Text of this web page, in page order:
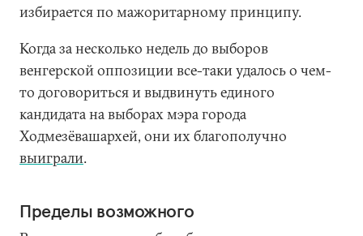
избирается по мажоритарному принципу.
Когда за несколько недель до выборов
венгерской оппозиции все-таки удалось о чем-
то договориться и выдвинуть единого
кандидата на выборах мэра города
Ходмезёвашархей, они их благополучно
выиграли.
Пределы возможного